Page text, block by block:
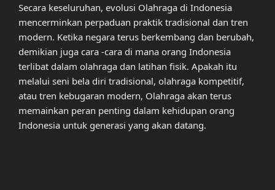
Secara keseluruhan, evolusi Olahraga di Indonesia
mencerminkan perpaduan praktik tradisional dan tren
modern. Ketika negara terus berkembang dan berubah,
demikian juga cara -cara di mana orang Indonesia
terlibat dalam olahraga dan latihan fisik. Apakah itu
melalui seni bela diri tradisional, olahraga kompetitif,
atau tren kebugaran modern, Olahraga akan terus
memainkan peran penting dalam kehidupan orang
Indonesia untuk generasi yang akan datang.